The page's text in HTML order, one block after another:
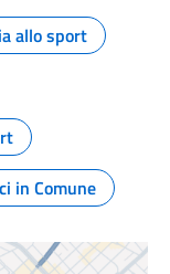
allo sport
in Comune